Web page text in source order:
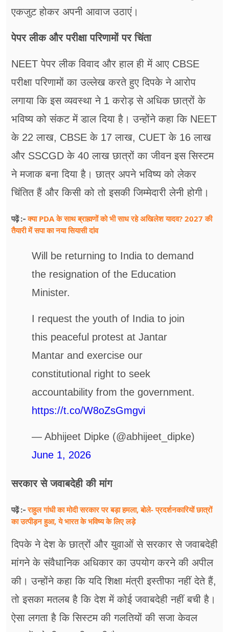
एकजुट होकर अपनी आवाज उठाएं।
पेपर लीक और परीक्षा परिणामों पर चिंता
NEET पेपर लीक विवाद और हाल ही में आए CBSE
परीक्षा परिणामों का उल्लेख करते हुए दिपके ने आरोप
लगाया कि इस व्यवस्था ने 1 करोड़ से अधिक छात्रों के
भविष्य को संकट में डाल दिया है। उन्होंने कहा कि NEET
के 22 लाख, CBSE के 17 लाख, CUET के 16 लाख
और SSCGD के 40 लाख छात्रों का जीवन इस सिस्टम
ने मजाक बना दिया है। छात्र अपने भविष्य को लेकर
चिंतित हैं और किसी को तो इसकी जिम्मेदारी लेनी होगी।
पढ़ें :-क्या PDA के साथ ब्राह्मणों को भी साध रहे अखिलेश यादव? 2027 की
तैयारी में सपा का नया सियासी दांव
Will be returning to India to demand
the resignation of the Education
Minister.
I request the youth of India to join
this peaceful protest at Jantar
Mantar and exercise our
constitutional right to seek
accountability from the government.
https://t.co/W8oZsGmgvi
— Abhijeet Dipke (@abhijeet_dipke)
June 1, 2026
सरकार से जवाबदेही की मांग
पढ़ें :-राहुल गांधी का मोदी सरकार पर बड़ा हमला, बोले- प्रदर्शनकारियों छात्रों
का उत्पीड़न हुआ, ये भारत के भविष्य के लिए लड़े
दिपके ने देश के छात्रों और युवाओं से सरकार से जवाबदेही
मांगने के संवैधानिक अधिकार का उपयोग करने की अपील
की। उन्होंने कहा कि यदि शिक्षा मंत्री इस्तीफा नहीं देते हैं,
तो इसका मतलब है कि देश में कोई जवाबदेही नहीं बची है।
ऐसा लगता है कि सिस्टम की गलतियों की सजा केवल